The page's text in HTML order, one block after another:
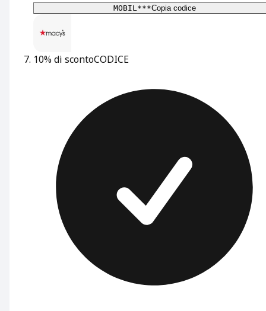
MOBIL***Copia codice
10% di scontoCODICE